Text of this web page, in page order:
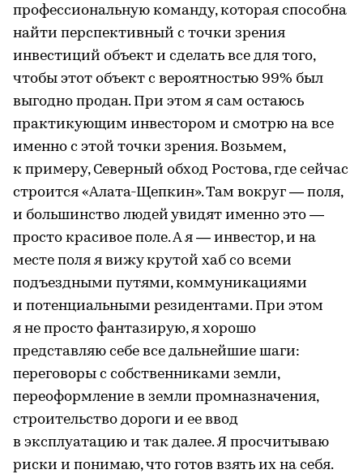
профессиональную команду, которая способна
найти перспективный с точки зрения
инвестиций объект и сделать все для того,
чтобы этот объект с вероятностью 99% был
выгодно продан. При этом я сам остаюсь
практикующим инвестором и смотрю на все
именно с этой точки зрения. Возьмем,
к примеру, Северный обход Ростова, где сейчас
строится «Алата-Щепкин». Там вокруг — поля,
и большинство людей увидят именно это —
просто красивое поле. А я — инвестор, и на
месте поля я вижу крутой хаб со всеми
подъездными путями, коммуникациями
и потенциальными резидентами. При этом
я не просто фантазирую, я хорошо
представляю себе все дальнейшие шаги:
переговоры с собственниками земли,
переоформление в земли промназначения,
строительство дороги и ее ввод
в эксплуатацию и так далее. Я просчитываю
риски и понимаю, что готов взять их на себя.